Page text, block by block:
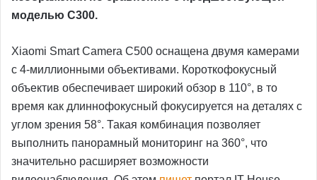
моделью C300.
Xiaomi Smart Camera C500 оснащена двумя камерами
с 4-миллионными объективами. Короткофокусный
объектив обеспечивает широкий обзор в 110°, в то
время как длиннофокусный фокусируется на деталях с
углом зрения 58°. Такая комбинация позволяет
выполнить панорамный мониторинг на 360°, что
значительно расширяет возможности